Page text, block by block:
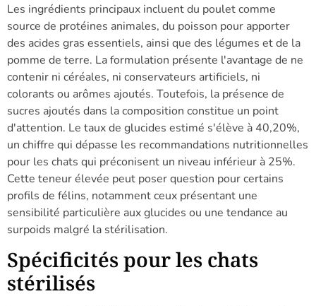
Les ingrédients principaux incluent du poulet comme
source de protéines animales, du poisson pour apporter
des acides gras essentiels, ainsi que des légumes et de la
pomme de terre. La formulation présente l'avantage de ne
contenir ni céréales, ni conservateurs artificiels, ni
colorants ou arômes ajoutés. Toutefois, la présence de
sucres ajoutés dans la composition constitue un point
d'attention. Le taux de glucides estimé s'élève à 40,20%,
un chiffre qui dépasse les recommandations nutritionnelles
pour les chats qui préconisent un niveau inférieur à 25%.
Cette teneur élevée peut poser question pour certains
profils de félins, notamment ceux présentant une
sensibilité particulière aux glucides ou une tendance au
surpoids malgré la stérilisation.
Spécificités pour les chats
stérilisés